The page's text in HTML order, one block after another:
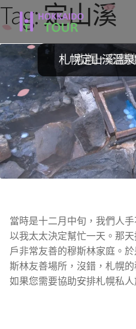
跳
至
導
覽
列
跳
至
主
要
內
容
Tag:定山溪
札幌一日穆
當時是十二月中旬，我們人
以我太太決定幫忙一天。那
戶非常友善的穆斯林家庭。
斯林友善場所，沒錯，札幌
如果您需要協助安排札幌私
札幌定山溪溫泉